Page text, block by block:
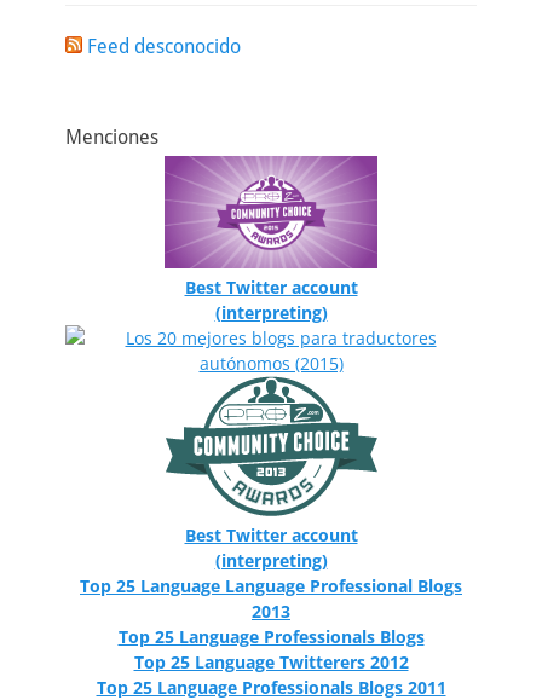
Feed desconocido
Menciones
Best Twitter account
(interpreting)
Best Twitter account
(interpreting)
Top 25 Language Language Professional Blogs
2013
Top 25 Language Professionals Blogs
Top 25 Language Twitterers 2012
Top 25 Language Professionals Blogs 2011